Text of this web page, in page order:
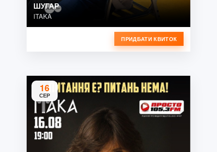
ШУГАР
ITAKA
ПРИДБАТИ КВИТОК
16
СЕР